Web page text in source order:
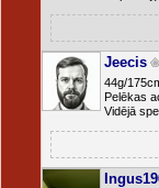
Jeecis
44g/
Pelēkas
Vidējā